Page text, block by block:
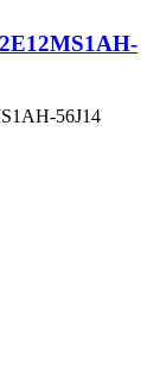
56J14